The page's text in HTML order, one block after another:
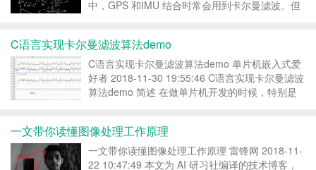
中，GPS 和IMU 结合时常会用到卡尔曼滤波。但
卡尔曼滤波，虽然现在...
C语言实现卡尔曼滤波算法demo
C语言实现卡尔曼滤波算法demo 单片机嵌入式爱
好者 2018-11-30 19:55:46 C语言实现卡尔曼滤波
算法demo 简述 在做单片机开发的时候，特别是
的一个卡尔曼滤波算法的de...
一文带你读懂图像处理工作原理
一文带你读懂图像处理工作原理 雷锋网 2018-11-
22 10:47:49 本文为 AI 研习社编译的技术博客，